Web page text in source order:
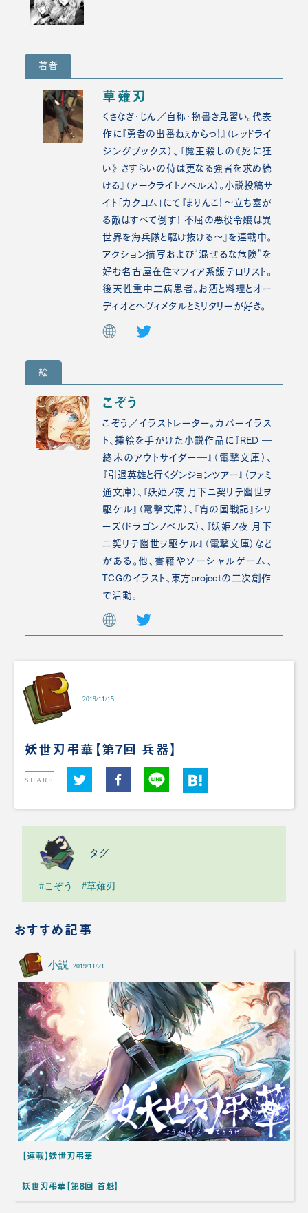
著者
草薙刃
くさなぎ・じん／自称・物書き見習い。代表
作に『勇者の出番ねぇからっ！』（レッドライ
ジングブックス）、『魔王殺しの《死に狂
い》 さすらいの侍は更なる強者を求め続
ける』（アークライトノベルス）。小説投稿サ
イト「カクヨム」にて『まりんこ！～立ち塞が
る敵はすべて倒す！ 不屈の悪役令嬢は異
世界を海兵隊と駆け抜ける～』を連載中。
アクション描写および“混ぜるな危険”を
好む名古屋在住マフィア系飯テロリスト。
後天性重中二病患者。お酒と料理とオー
ディオとヘヴィメタルとミリタリーが好き。
絵
こぞう
こぞう／イラストレーター。カバーイラス
ト、挿絵を手がけた小説作品に『RED ―
終末のアウトサイダー―』（電撃文庫）、
『引退英雄と行くダンジョンツアー』（ファミ
通文庫）、『妖姫ノ夜 月下ニ契リテ幽世ヲ
駆ケル』（電撃文庫）、『宵の国戦記』シリ
ーズ（ドラゴンノベルス）、『妖姫ノ夜 月下
ニ契リテ幽世ヲ駆ケル』（電撃文庫）など
がある。他、書籍やソーシャルゲーム、
TCGのイラスト、東方projectの二次創作
で活動。
2019/11/15
妖世刃弔華【第7回 兵器】
SHARE
タグ
#こぞう #草薙刃
おすすめ記事
小説 2019/11/21
【連載】妖世刃弔華
妖世刃弔華【第8回 首魁】